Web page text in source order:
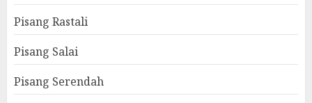
Pisang Rastali
Pisang Salai
Pisang Serendah